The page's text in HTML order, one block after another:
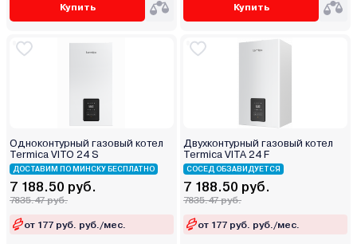
Купить Купить
Одноконтурный газовый котел
Termica VITO 24 S
ДОСТАВИМ ПО МИНСКУ БЕСПЛАТНО
7 188.50 руб.
7835.47 руб.
от 177 руб. руб./мес.
Двухконтурный газовый котел
Termica VITA 24 F
СОСЕД ОБЗАВИДУЕТСЯ
7 188.50 руб.
7835.47 руб.
от 177 руб. руб./мес.